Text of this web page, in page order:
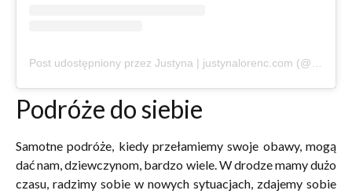
Post udostępniony przez Justyna | justynalorenc.com (@justyna.lorenc)
Podróże do siebie
Samotne podróże, kiedy przełamiemy swoje obawy, mogą
dać nam, dziewczynom, bardzo wiele. W drodze mamy dużo
czasu, radzimy sobie w nowych sytuacjach, zdajemy sobie